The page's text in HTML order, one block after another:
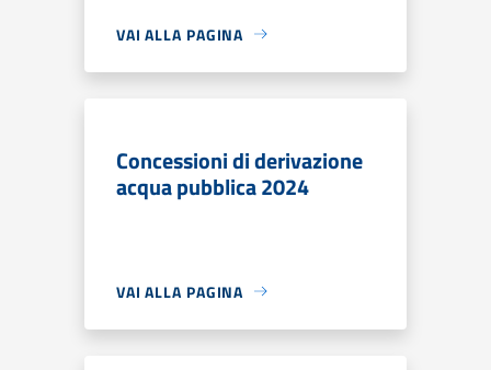
VAI ALLA PAGINA
Concessioni di derivazione
acqua pubblica 2024
VAI ALLA PAGINA